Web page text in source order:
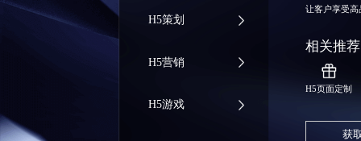
H5策划
H5营销
H5游戏
让客户享受
相关推荐
H5页面定制
获